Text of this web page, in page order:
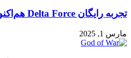
تجربه رایگان Delta Force هم‌اکنون روی PC
مارس 1, 2025